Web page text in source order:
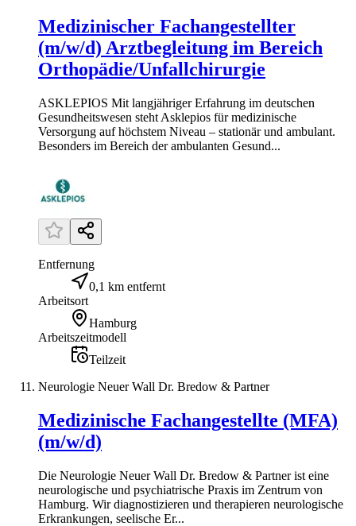
Medizinischer Fachangestellter
(m/w/d) Arztbegleitung im Bereich
Orthopädie/Unfallchirurgie
ASKLEPIOS Mit langjähriger Erfahrung im deutschen
Gesundheitswesen steht Asklepios für medizinische
Versorgung auf höchstem Niveau – stationär und ambulant.
Besonders im Bereich der ambulanten Gesund...
Entfernung
0,1 km entfernt
Arbeitsort
Hamburg
Arbeitszeitmodell
Teilzeit
Neurologie Neuer Wall Dr. Bredow & Partner
Medizinische Fachangestellte (MFA)
(m/w/d)
Die Neurologie Neuer Wall Dr. Bredow & Partner ist eine
neurologische und psychiatrische Praxis im Zentrum von
Hamburg. Wir diagnostizieren und therapieren neurologische
Erkrankungen, seelische Er...